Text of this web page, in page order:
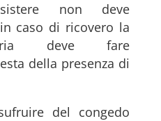
non deve
caso di ricovero la
deve fare
della presenza di
del congedo